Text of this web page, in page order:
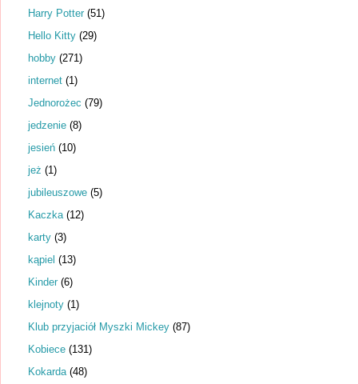
Harry Potter (51)
Hello Kitty (29)
hobby (271)
internet (1)
Jednorożec (79)
jedzenie (8)
jesień (10)
jeż (1)
jubileuszowe (5)
Kaczka (12)
karty (3)
kąpiel (13)
Kinder (6)
klejnoty (1)
Klub przyjaciół Myszki Mickey (87)
Kobiece (131)
Kokarda (48)